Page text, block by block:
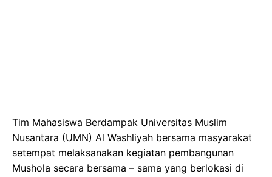
Tim Mahasiswa Berdampak Universitas Muslim
Nusantara (UMN) Al Washliyah bersama masyarakat
setempat melaksanakan kegiatan pembangunan
Mushola secara bersama – sama yang berlokasi di